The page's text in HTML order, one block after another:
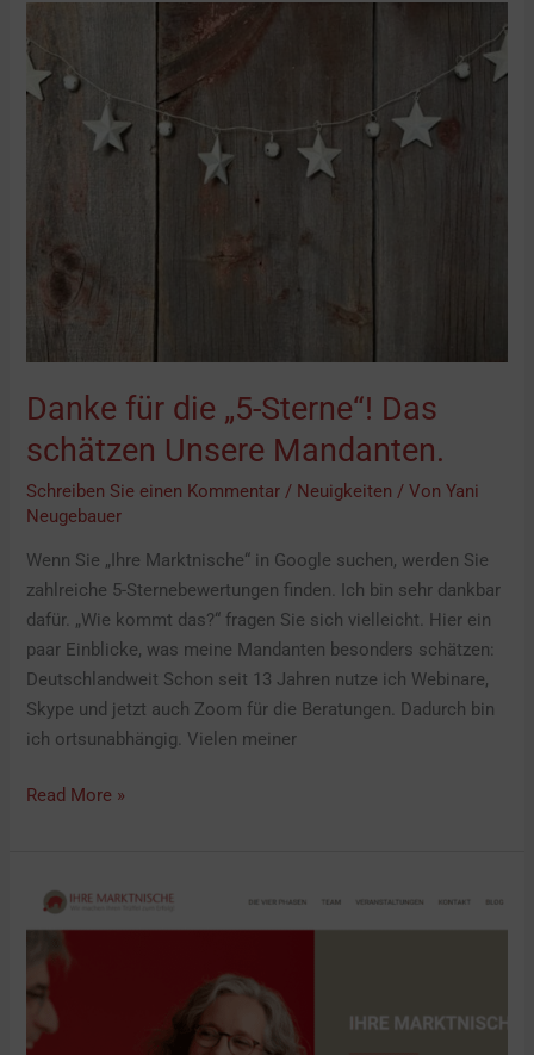
Danke für die „5-Sterne“! Das
schätzen Unsere Mandanten.
Schreiben Sie einen Kommentar / Neuigkeiten / VonYani
Neugebauer
Wenn Sie „Ihre Marktnische“ in Google suchen, werden Sie
zahlreiche 5-Sternebewertungen finden. Ich bin sehr dankbar
dafür. „Wie kommt das?“ fragen Sie sich vielleicht. Hier ein
paar Einblicke, was meine Mandanten besonders schätzen:
Deutschlandweit Schon seit 13 Jahren nutze ich Webinare,
Skype und jetzt auch Zoom für die Beratungen. Dadurch bin
ich ortsunabhängig. Vielen meiner
für
die
„5-
Mandanten.
Read More »
von
Ihrem
Webseiten-